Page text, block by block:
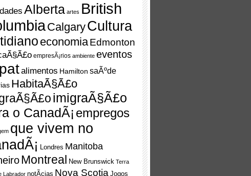
Alberta artes British
CalgaryCultura
economiaEdmonton
empresÃ¡rios ambiente eventos
alimentos Hamilton saÃºde
HabitaÃ§Ã£o
imigraÃ§Ã£o
o CanadÃ¡ empregos
que vivem no
Londres Manitoba
Montreal New Brunswick Terra
Labrador notÃ­cias Nova Scotia Jogos